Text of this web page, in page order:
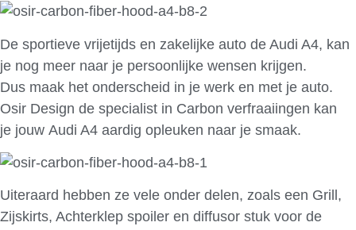
De sportieve vrijetijds en zakelijke auto de Audi A4, kan
je nog meer naar je persoonlijke wensen krijgen.
Dus maak het onderscheid in je werk en met je auto.
Osir Design de specialist in Carbon verfraaiingen kan
je jouw Audi A4 aardig opleuken naar je smaak.
Uiteraard hebben ze vele onder delen, zoals een Grill,
Zijskirts, Achterklep spoiler en diffusor stuk voor de